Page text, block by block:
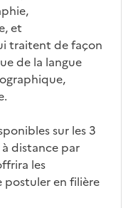
n
l
a
z
e
d
é
r
et
traitent de façon
de la langue
sur les 3
à distance par
les
en filière